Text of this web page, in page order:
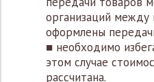
организаций
оформлены
■ необходимо
этом случае
рассчитана.